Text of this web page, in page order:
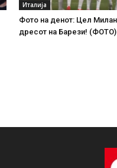
Италија
Фото на денот: Цел
дресот на Барези! (ФОТО)